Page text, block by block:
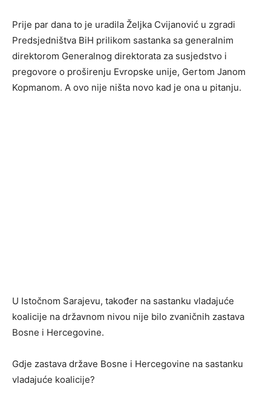
Prije par dana to je uradila Željka Cvijanović u zgradi
Predsjedništva BiH prilikom sastanka sa generalnim
direktorom Generalnog direktorata za susjedstvo i
pregovore o proširenju Evropske unije, Gertom Janom
Kopmanom. A ovo nije ništa novo kad je ona u pitanju.
U Istočnom Sarajevu, također na sastanku vladajuće
koalicije na državnom nivou nije bilo zvaničnih zastava
Bosne i Hercegovine.
Gdje zastava države Bosne i Hercegovine na sastanku
vladajuće koalicije?